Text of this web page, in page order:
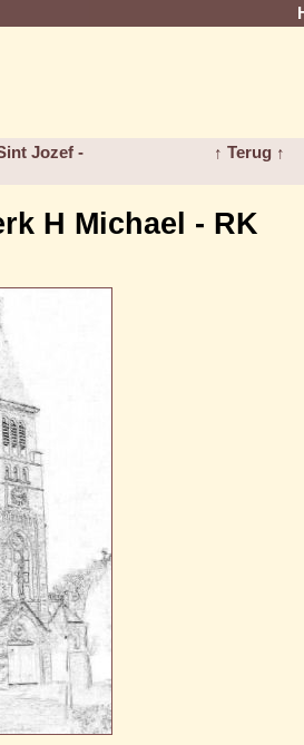
Jozef -
↑ Terug ↑
H Michael - RK